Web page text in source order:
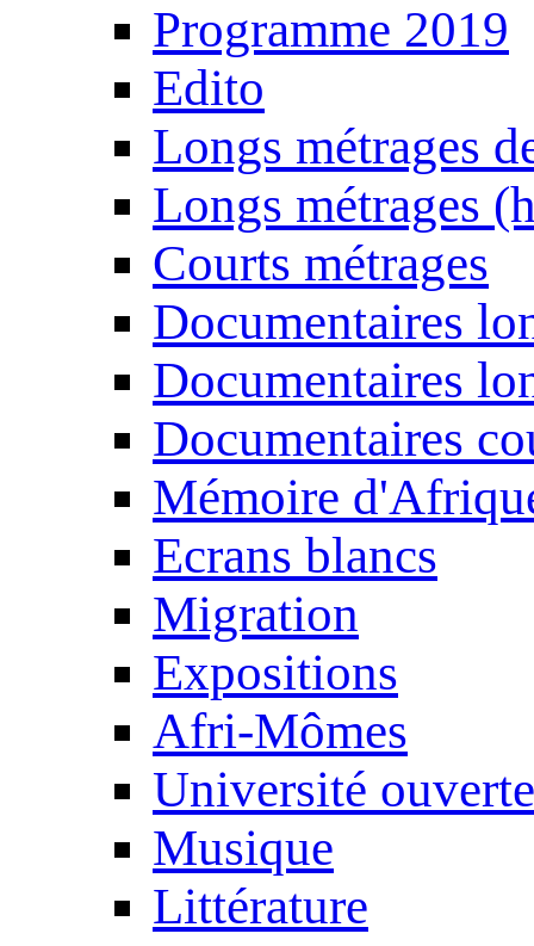
Programme 2019
Edito
Longs métrages
Longs métrages
Courts métrages
Documentaires
Documentaires
Documentaires
Mémoire
Ecrans blancs
Migration
Expositions
Afri-Mômes
Université ouverte
Musique
Littérature